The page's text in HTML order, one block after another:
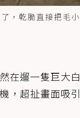
，乾脆直接把毛
在遛一隻巨大白
，超扯畫面吸